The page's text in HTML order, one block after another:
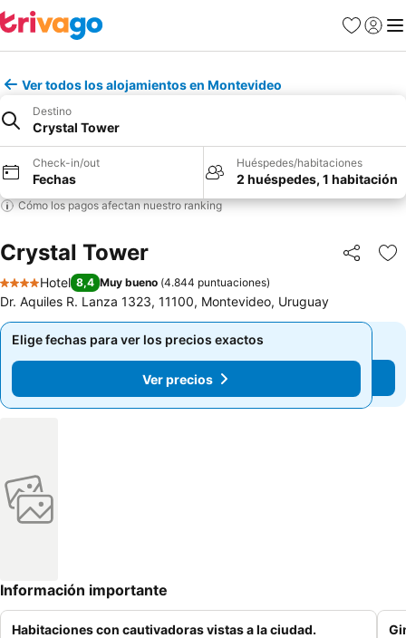
Favoritos
Iniciar
Ver todos los alojamientos en Montevideo
Destino
Crystal Tower
Check-in/out
Fechas
Huéspedes/habitaciones
2 huéspedes, 1 habitación
Cómo los pagos afectan nuestro ranking
Crystal Tower Compartir
4 Estrellas
Hotel 8,4 Muy bueno (4.844 puntuaciones)
Dr. Aquiles R. Lanza 1323, 11100, Montevideo, Uruguay
Elige fechas para ver los precios exactos
Ver precios
Elige fechas para ver los precios exactos
Ver precios
Información importante
Habitaciones con cautivadoras vistas a la ciudad.